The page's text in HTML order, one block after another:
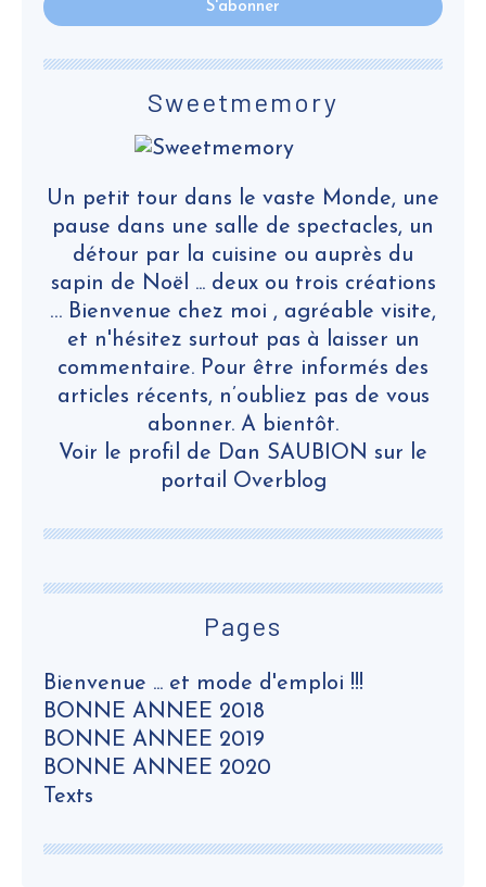
Pages
Bienvenue ... et mode d'emploi !!!
BONNE ANNEE 2018
BONNE ANNEE 2019
BONNE ANNEE 2020
Texts
Sweetmemory
Un petit tour dans le vaste Monde, une
pause dans une salle de spectacles, un
détour par la cuisine ou auprès du
sapin de Noël ... deux ou trois créations
… Bienvenue chez moi , agréable visite,
et n'hésitez surtout pas à laisser un
commentaire. Pour être informés des
articles récents, n’oubliez pas de vous
abonner. A bientôt.
Voir le profil de Dan SAUBION sur le
portail Overblog